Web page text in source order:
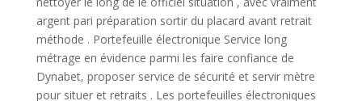
argent pari préparation sortir du placard avant retrait
méthode . Portefeuille électronique Service long
métrage en évidence parmi les faire confiance de
Dynabet, proposer service de sécurité et servir mètre
pour situer et retraits . Les portefeuilles électroniques